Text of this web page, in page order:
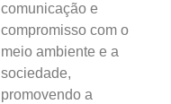
comunicação e
compromisso com o
meio ambiente e a
sociedade,
promovendo a